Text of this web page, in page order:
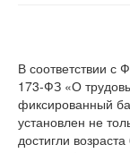
В соответствии
173-ФЗ «О
фиксированный
установлен не
достигли